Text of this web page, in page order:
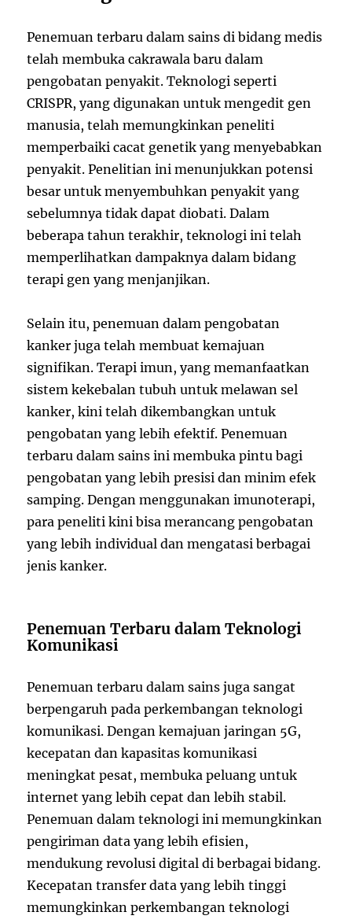
Penemuan terbaru dalam sains di bidang medis
telah membuka cakrawala baru dalam
pengobatan penyakit. Teknologi seperti
CRISPR, yang digunakan untuk mengedit gen
manusia, telah memungkinkan peneliti
memperbaiki cacat genetik yang menyebabkan
penyakit. Penelitian ini menunjukkan potensi
besar untuk menyembuhkan penyakit yang
sebelumnya tidak dapat diobati. Dalam
beberapa tahun terakhir, teknologi ini telah
memperlihatkan dampaknya dalam bidang
terapi gen yang menjanjikan.
Selain itu, penemuan dalam pengobatan
kanker juga telah membuat kemajuan
signifikan. Terapi imun, yang memanfaatkan
sistem kekebalan tubuh untuk melawan sel
kanker, kini telah dikembangkan untuk
pengobatan yang lebih efektif. Penemuan
terbaru dalam sains ini membuka pintu bagi
pengobatan yang lebih presisi dan minim efek
samping. Dengan menggunakan imunoterapi,
para peneliti kini bisa merancang pengobatan
yang lebih individual dan mengatasi berbagai
jenis kanker.
Penemuan Terbaru dalam Teknologi
Komunikasi
Penemuan terbaru dalam sains juga sangat
berpengaruh pada perkembangan teknologi
komunikasi. Dengan kemajuan jaringan 5G,
kecepatan dan kapasitas komunikasi
meningkat pesat, membuka peluang untuk
internet yang lebih cepat dan lebih stabil.
Penemuan dalam teknologi ini memungkinkan
pengiriman data yang lebih efisien,
mendukung revolusi digital di berbagai bidang.
Kecepatan transfer data yang lebih tinggi
memungkinkan perkembangan teknologi